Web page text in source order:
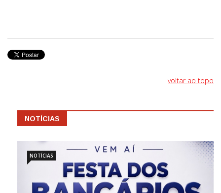
voltar ao topo
NOTÍCIAS
NOTÍCIAS